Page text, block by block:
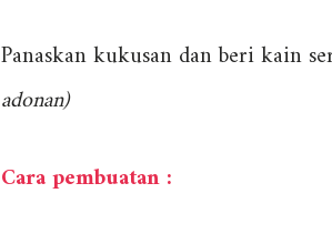
Panaskan kukusan dan beri kain
adonan)
Cara pembuatan :